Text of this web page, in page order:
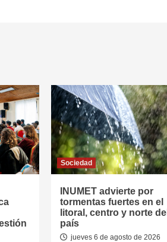
Sociedad
INUMET advierte por
tormentas fuertes en el
litoral, centro y norte del
país
jueves 6 de agosto de 2026